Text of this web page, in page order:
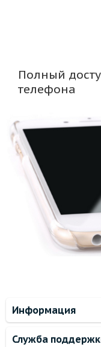
Полный
телефона
Информация
Служба